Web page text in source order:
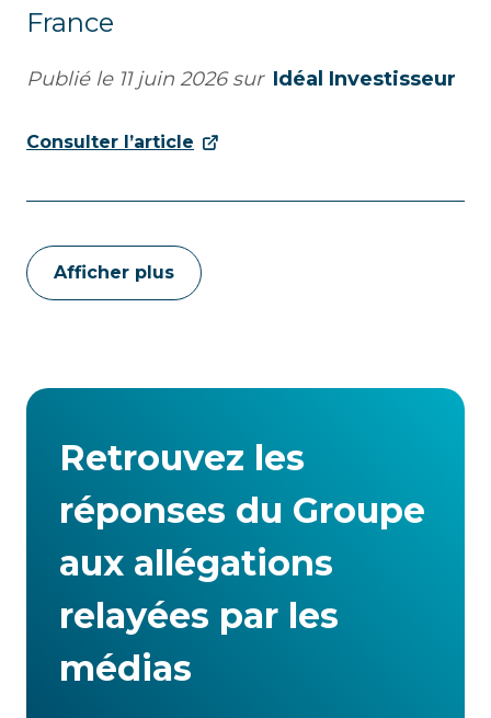
France
Publié le 11 juin 2026sur Idéal Investisseur
Consulter l’article
Afficher plus
Retrouvez les
réponses du Groupe
aux allégations
relayées par les
médias